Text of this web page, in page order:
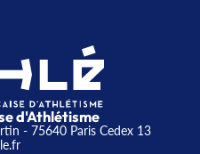
d'Athlétisme
- 75640 Paris Cedex 13